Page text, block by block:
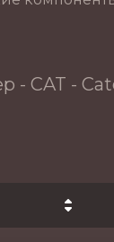
- CAT -